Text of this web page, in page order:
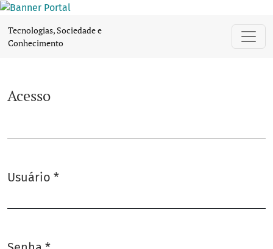
Acesso
Tecnologias, Sociedade e
Conhecimento
Acesso
Usuário *